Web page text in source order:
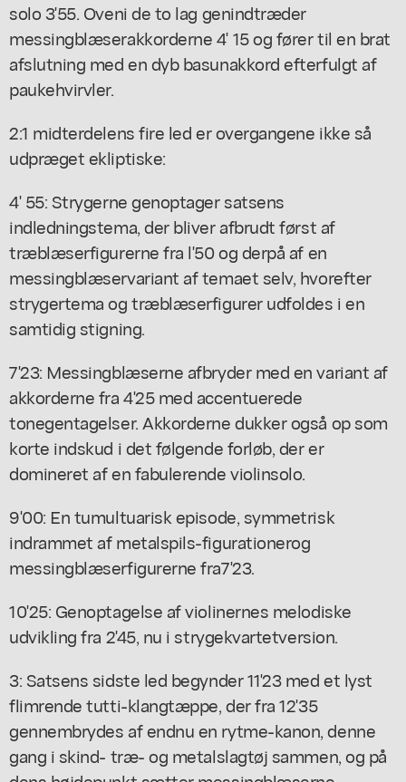
solo 3'55. Oveni de to lag genindtræder
messingblæserakkorderne 4' 15 og fører til en brat
afslutning med en dyb basunakkord efterfulgt af
paukehvirvler.
2:1 midterdelens fire led er overgangene ikke så
udpræget ekliptiske:
4' 55: Strygerne genoptager satsens
indledningstema, der bliver afbrudt først af
træblæserfigurerne fra l'50 og derpå af en
messingblæservariant af temaet selv, hvorefter
strygertema og træblæserfigurer udfoldes i en
samtidig stigning.
7'23: Messingblæserne afbryder med en variant af
akkorderne fra 4'25 med accentuerede
tonegentagelser. Akkorderne dukker også op som
korte indskud i det følgende forløb, der er
domineret af en fabulerende violinsolo.
9'00: En tumultuarisk episode, symmetrisk
indrammet af metalspils-figurationerog
messingblæserfigurerne fra7'23.
10'25: Genoptagelse af violinernes melodiske
udvikling fra 2'45, nu i strygekvartetversion.
3: Satsens sidste led begynder 11'23 med et lyst
flimrende tutti-klangtæppe, der fra 12'35
gennembrydes af endnu en rytme-kanon, denne
gang i skind- træ- og metalslagtøj sammen, og på